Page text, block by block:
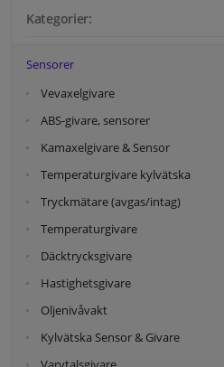
Kategorier:
Sensorer
Vevaxelgivare
ABS-givare, sensorer
Kamaxelgivare & Sensor
Temperaturgivare kylvätska
Tryckmätare (avgas/intag)
Temperaturgivare
Däcktrycksgivare
Hastighetsgivare
Oljenivåvakt
Kylvätska Sensor & Givare